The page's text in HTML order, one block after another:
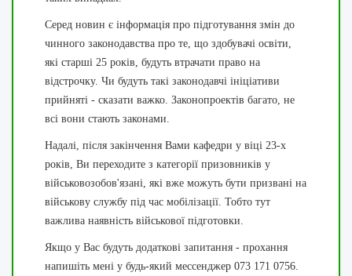
Серед новин є інформація про підготування змін до
чинного законодавства про те, що здобувачі освіти,
які старші 25 років, будуть втрачати право на
відстрочку. Чи будуть такі законодавчі ініціативи
прийняті - сказати важко. Законопроектів багато, не
всі вони стають законами.
Надалі, після закінчення Вами кафедри у віці 23-х
років, Ви переходите з категорії призовників у
військовозобов'язані, які вже можуть бути призвані на
військову службу під час мобілізації. Тобто тут
важлива наявність військової підготовки.
Якщо у Вас будуть додаткові запитання - прохання
напишіть мені у будь-який мессенджер 073 171 0756.